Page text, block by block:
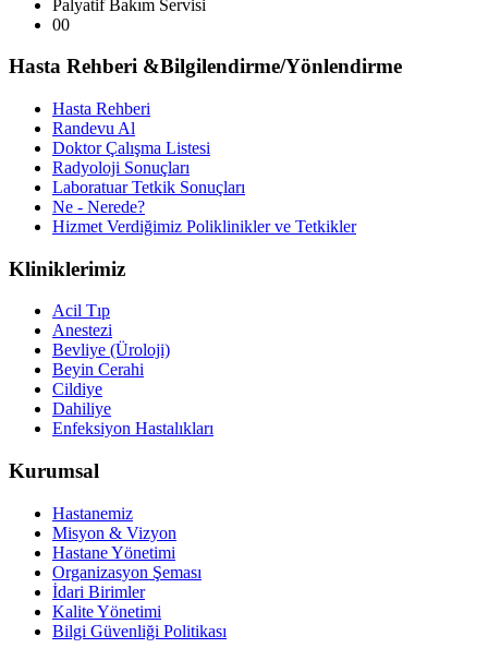
Palyatif Bakım Servisi
00
Hasta Rehberi &Bilgilendirme/Yönlendirme
Hasta Rehberi
Randevu Al
Doktor Çalışma Listesi
Radyoloji Sonuçları
Laboratuar Tetkik Sonuçları
Ne - Nerede?
Hizmet Verdiğimiz Poliklinikler ve Tetkikler
Kliniklerimiz
Acil Tıp
Anestezi
Bevliye (Üroloji)
Beyin Cerahi
Cildiye
Dahiliye
Enfeksiyon Hastalıkları
Kurumsal
Hastanemiz
Misyon & Vizyon
Hastane Yönetimi
Organizasyon Şeması
İdari Birimler
Kalite Yönetimi
Bilgi Güvenliği Politikası